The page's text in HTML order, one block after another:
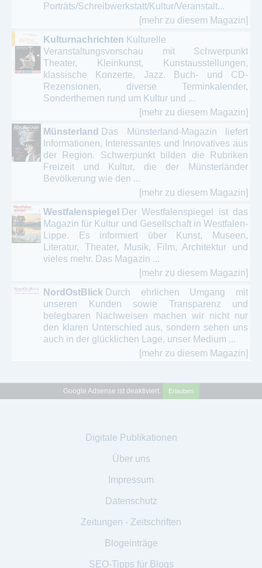
Porträts/Schreibwerkstatt/Kultur/Veranstalt...
[mehr zu diesem Magazin]
Kulturnachrichten Kulturelle
Veranstaltungsvorschau mit Schwerpunkt
Theater, Kleinkunst, Kunstausstellungen,
klassische Konzerte, Jazz. Buch- und CD-
Rezensionen, diverse Terminkalender,
Sonderthemen rund um Kultur und ...
[mehr zu diesem Magazin]
Münsterland
Das Münsterland-Magazin liefert
Informationen, Interessantes und Innovatives aus
der Region. Schwerpunkt bilden die Rubriken
Freizeit und Kultur, die der Münsterländer
Bevölkerung wie den ...
[mehr zu diesem Magazin]
Westfalenspiegel
Der Westfalenspiegel ist das
Magazin für Kultur und Gesellschaft in Westfalen-
Lippe. Es informiert über Kunst, Museen,
Literatur, Theater, Musik, Film, Architektur und
vieles mehr. Das Magazin ...
[mehr zu diesem Magazin]
NordOstBlick Durch ehrlichen Umgang mit
unseren Kunden sowie Transparenz und
belegbaren Nachweisen machen wir nicht nur
den klaren Unterschied aus, sondern sehen uns
auch in der glücklichen Lage, unser Medium ...
[mehr zu diesem Magazin]
Google Adsense ist deaktiviert. Erlauben
Digitale Publikationen
Über uns
Impressum
Datenschutz
Zeitungen - Zeitschriften
Blogeinträge
SEO-Tipps für Blogs